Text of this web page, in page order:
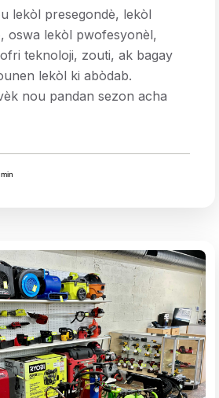
lekòl presegondè, lekòl
oswa lekòl pwofesyonèl,
teknoloji, zouti, ak bagay
lekòl ki abòdab.
nou pandan sezon acha